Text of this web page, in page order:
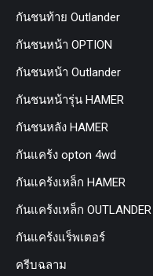
กันชนท้าย Outlander
กันชนหน้า OPTION
กันชนหน้า Outlander
กันชนหน้ารุ่น HAMER
กันชนหลัง HAMER
กันแคร้ง opton 4wd
กันแคร้งเหล็ก HAMER
กันแคร้งเหล็ก OUTLANDER
กันแคร้งแร็พเตอร์
ครีบฉลาม